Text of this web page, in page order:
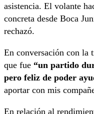
asistencia. El volante
concreta desde Boca
rechazó.
En conversación con la
que fue “un partido
pero feliz de poder
aportar con mis
En relación al